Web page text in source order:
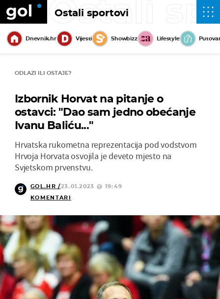
Ostali sportovi
Ostali
Dnevnik.hr Vijesti Showbizz Lifestyle
ODLAZI ILI OSTAJE?
Izbornik Horvat na pitanje o
ostavci: "Dao sam jedno obećanje
Ivanu Baliću..."
Hrvatska rukometna reprezentacija pod vodstvom
Hrvoja Horvata osvojila je deveto mjesto na
Svjetskom prvenstvu.
GOL.HR /23.01.2023 @ 19:49
KOMENTARI